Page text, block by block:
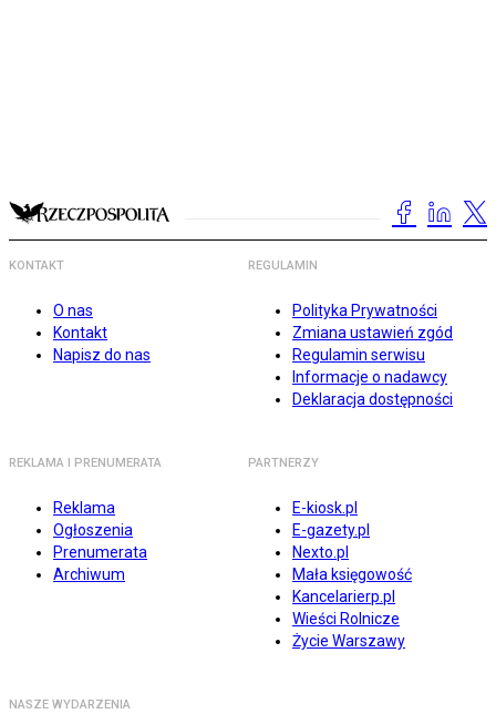
KONTAKT
O nas
Kontakt
Napisz do nas
REGULAMIN
Polityka Prywatności
Zmiana ustawień zgód
Regulamin serwisu
Informacje o nadawcy
Deklaracja dostępności
REKLAMA I PRENUMERATA
Reklama
Ogłoszenia
Prenumerata
Archiwum
PARTNERZY
E-kiosk.pl
E-gazety.pl
Nexto.pl
Mała księgowość
Kancelarierp.pl
Wieści Rolnicze
Życie Warszawy
NASZE WYDARZENIA